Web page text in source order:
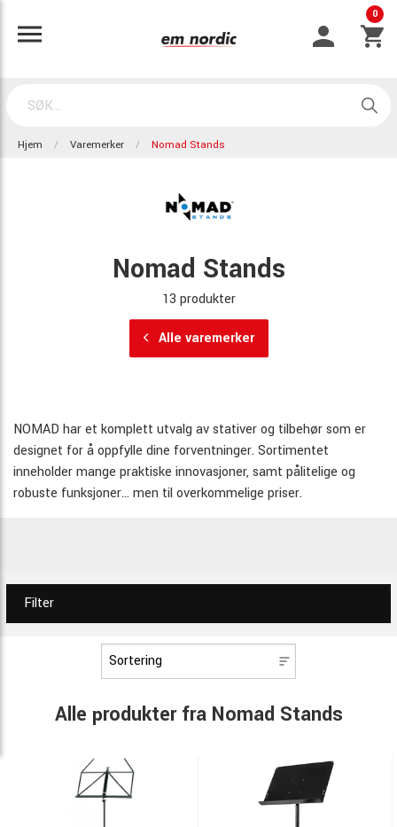
0
Hjem Varemerker Nomad Stands
Nomad Stands
13 produkter
Alle varemerker
NOMAD har et komplett utvalg av stativer og tilbehør som er
designet for å oppfylle dine forventninger. Sortimentet
inneholder mange praktiske innovasjoner, samt pålitelige og
robuste funksjoner... men til overkommelige priser.
Filter
Alle produkter fra Nomad Stands